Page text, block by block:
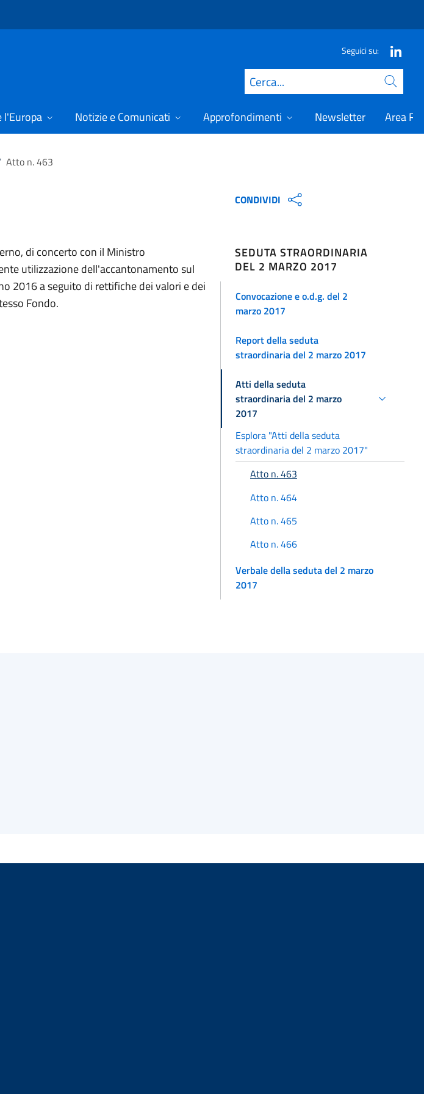
Seguici su:
Cerca
l'Europa Notizie e Comunicati Approfondimenti Newsletter Area
Atto n. 463
di concerto con il Ministro
utilizzazione dell'accantonamento sul
2016 a seguito di rettifiche dei valori e dei
stesso Fondo.
CONDIVIDI
SEDUTA STRAORDINARIA
DEL 2 MARZO 2017
Convocazione e o.d.g. del 2
marzo 2017
Report della seduta
straordinaria del 2 marzo 2017
Atti della seduta
straordinaria del 2 marzo
2017
Esplora "Atti della seduta
straordinaria del 2 marzo 2017"
Atto n. 463
Atto n. 464
Atto n. 465
Atto n. 466
Verbale della seduta del 2 marzo
2017